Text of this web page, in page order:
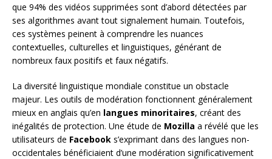
que 94% des vidéos supprimées sont d’abord détectées par
ses algorithmes avant tout signalement humain. Toutefois,
ces systèmes peinent à comprendre les nuances
contextuelles, culturelles et linguistiques, générant de
nombreux faux positifs et faux négatifs.
La diversité linguistique mondiale constitue un obstacle
majeur. Les outils de modération fonctionnent généralement
mieux en anglais qu’en langues minoritaires, créant des
inégalités de protection. Une étude de Mozilla a révélé que les
utilisateurs de Facebook s’exprimant dans des langues non-
occidentales bénéficiaient d’une modération significativement